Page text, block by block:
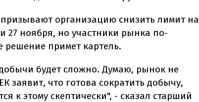
организацию снизить лимит на
ноября, но участники рынка по-
решение примет картель.
будет сложно. Думаю, рынок не
заявит, что готова сократить добычу,
к этому скептически", - сказал старший